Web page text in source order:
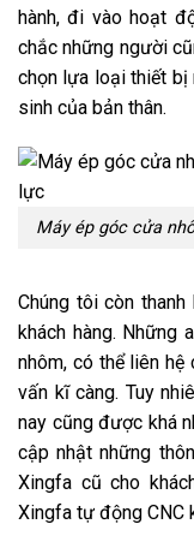
hành, đi vào hoạt
chắc những người
chọn lựa loại thiết bị
sinh của bản thân.
Máy ép góc cửa
Chúng tôi còn
khách hàng. Những
nhôm, có thể liên
vấn kĩ càng. Tuy
nay cũng được khá
cập nhật những
Xingfa cũ cho
Xingfa tự động CNC